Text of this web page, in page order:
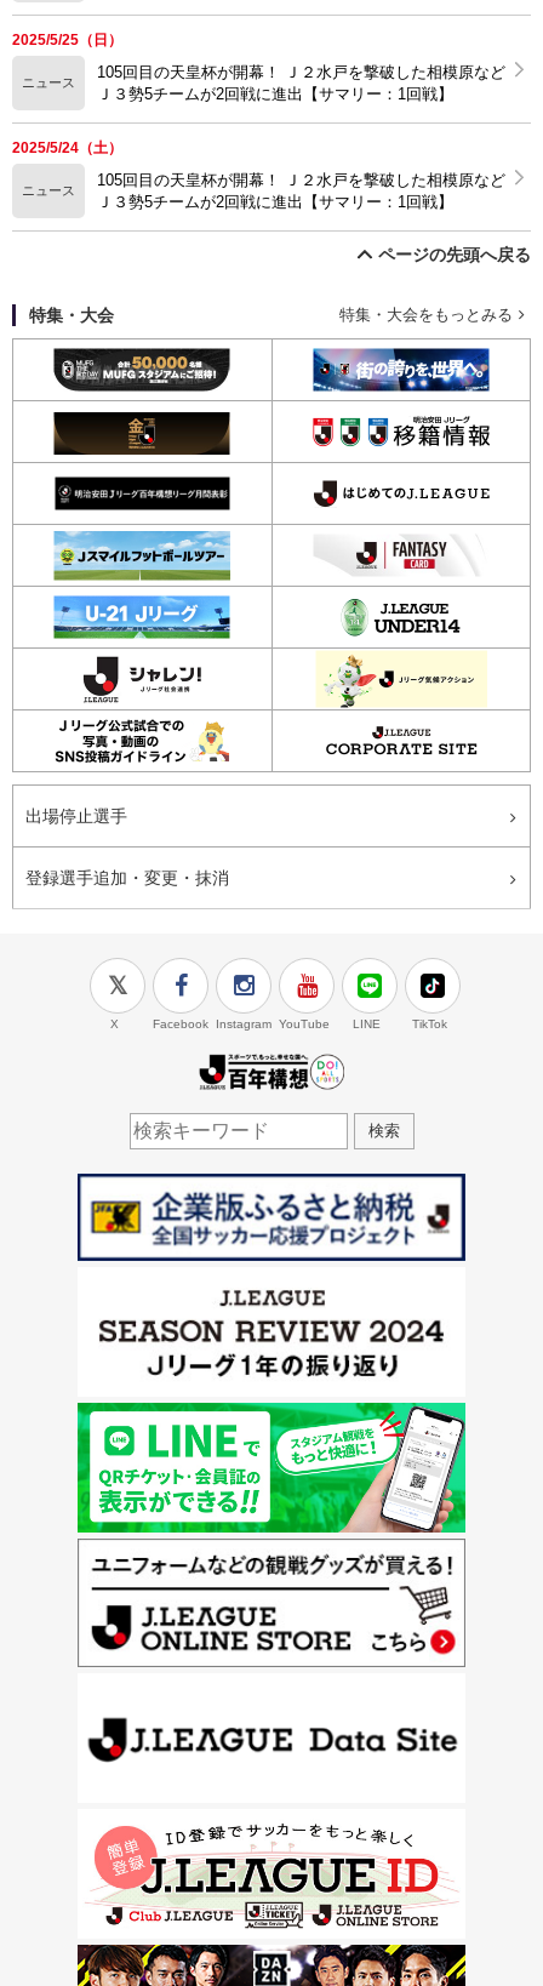
2025/5/25（日）
ニュース
105回目の天皇杯が開幕！ Ｊ２水戸を撃破した相模原など
Ｊ３勢5チームが2回戦に進出【サマリー：1回戦】
2025/5/24（土）
ニュース
105回目の天皇杯が開幕！ Ｊ２水戸を撃破した相模原など
Ｊ３勢5チームが2回戦に進出【サマリー：1回戦】
ページの先頭へ戻る
特集・大会 特集・大会をもっとみる
出場停止選手
登録選手追加・変更・抹消
X Facebook Instagram YouTube LINE TikTok
検索